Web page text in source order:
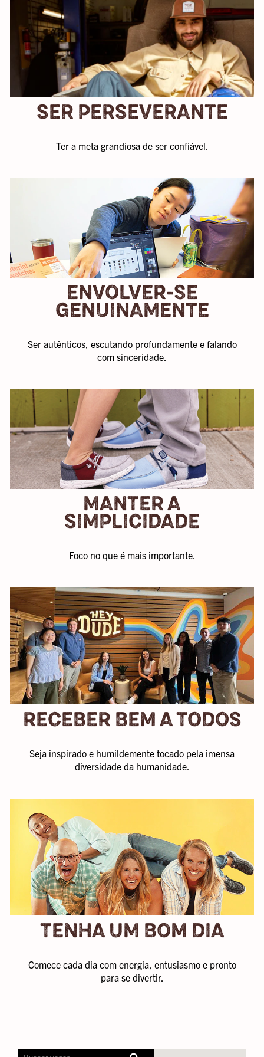
SER PERSEVERANTE
Ter a meta grandiosa de ser confiável.
ENVOLVER-SE
GENUINAMENTE
Ser autênticos, escutando profundamente e falando
com sinceridade.
MANTER A
SIMPLICIDADE
Foco no que é mais importante.
RECEBER BEM A TODOS
Seja inspirado e humildemente tocado pela imensa
diversidade da humanidade.
TENHA UM BOM DIA
Comece cada dia com energia, entusiasmo e pronto
para se divertir.